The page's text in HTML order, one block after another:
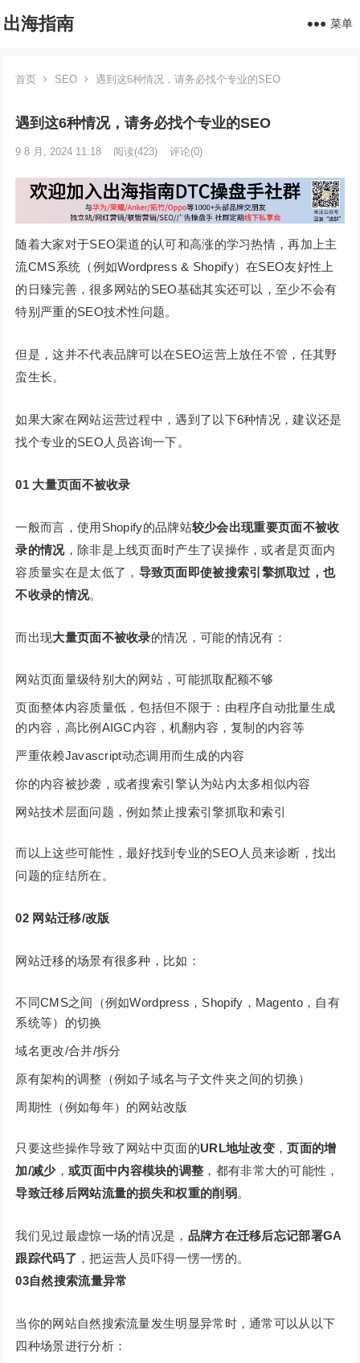
出海指南 菜单
首页 SEO 遇到这6种情况，请务必找个专业的SEO
遇到这6种情况，请务必找个专业的SEO
9 8 月, 2024 11:18 阅读(423) 评论(0)
随着大家对于SEO渠道的认可和高涨的学习热情，再加上主
流CMS系统（例如Wordpress & Shopify）在SEO友好性上
的日臻完善，很多网站的SEO基础其实还可以，至少不会有
特别严重的SEO技术性问题。
但是，这并不代表品牌可以在SEO运营上放任不管，任其野
蛮生长。
如果大家在网站运营过程中，遇到了以下6种情况，建议还是
找个专业的SEO人员咨询一下。
01 大量页面不被收录
一般而言，使用Shopify的品牌站较少会出现重要页面不被收
录的情况，除非是上线页面时产生了误操作，或者是页面内
容质量实在是太低了， 导致页面即使被搜索引擎抓取过，也
不收录的情况。
而出现大量页面不被收录的情况，可能的情况有：
网站页面量级特别大的网站，可能抓取配额不够
页面整体内容质量低，包括但不限于：由程序自动批量生成
的内容，高比例AIGC内容，机翻内容，复制的内容等
严重依赖Javascript动态调用而生成的内容
你的内容被抄袭，或者搜索引擎认为站内太多相似内容
网站技术层面问题，例如禁止搜索引擎抓取和索引
而以上这些可能性，最好找到专业的SEO人员来诊断，找出
问题的症结所在。
02 网站迁移/改版
网站迁移的场景有很多种，比如：
不同CMS之间（例如Wordpress，Shopify，Magento，自有
系统等）的切换
域名更改/合并/拆分
原有架构的调整（例如子域名与子文件夹之间的切换）
周期性（例如每年）的网站改版
只要这些操作导致了网站中页面的URL地址改变 ，页面的增
加/减少， 或页面中内容模块的调整 ，都有非常大的可能性，
导致迁移后网站流量的损失和权重的削弱。
我们见过最虚惊一场的情况是， 品牌方在迁移后忘记部署GA
跟踪代码了 ，把运营人员吓得一愣一愣的。
03自然搜索流量异常
当你的网站自然搜索流量发生明显异常时，通常可以从以下
四种场景进行分析：